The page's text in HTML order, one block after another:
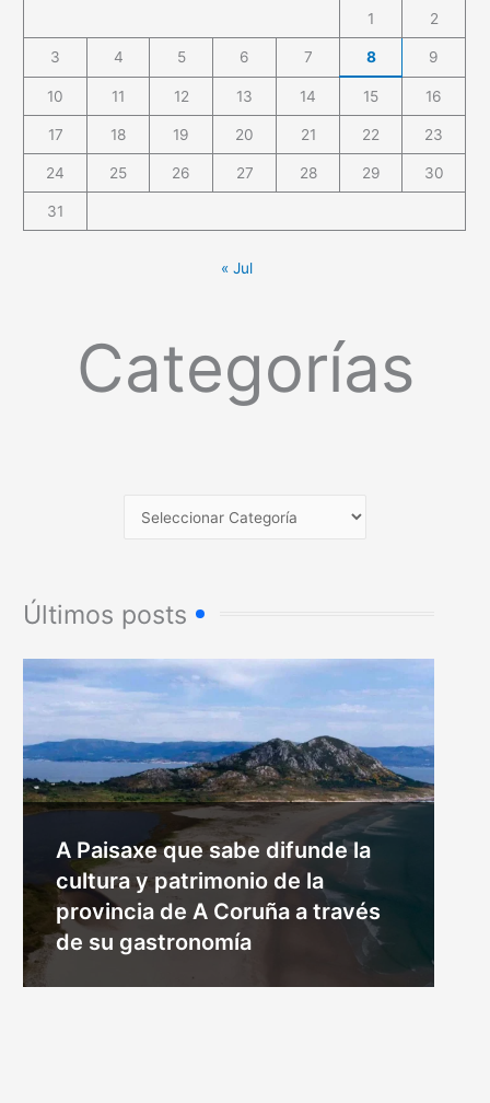
1 2
3 4 5 6 7 8 9
10 11 12 13 14 15 16
17 18 19 20 21 22 23
24 25 26 27 28 29 30
31
« Jul
Categorías
Últimos posts
A Paisaxe que sabe difunde la
cultura y patrimonio de la
provincia de A Coruña a través
de su gastronomía